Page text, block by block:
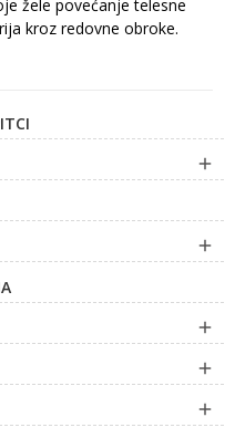





žele povećanje telesne
kroz redovne obroke.